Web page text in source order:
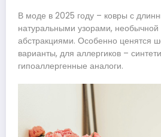
В моде в 2025 году – ковры с
натуральными узорами, необычной
абстракциями. Особенно ценятся
варианты, для аллергиков –
гипоаллергенные аналоги.